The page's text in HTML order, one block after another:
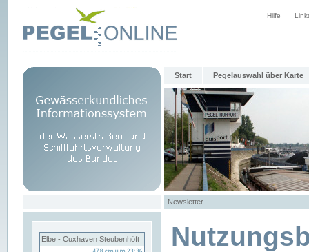
Hilfe
Start Pegelauswahl über Karte
Newsletter
Elbe - Cuxhaven Steubenhöft